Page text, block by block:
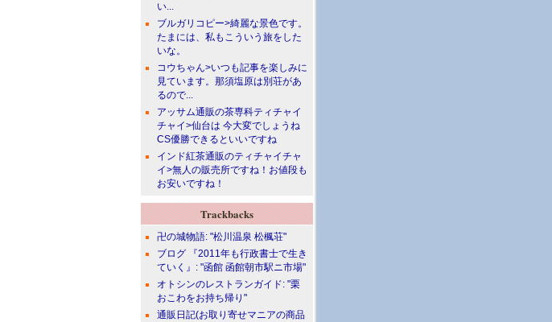
い...
ブルガリコピー>綺麗な景色です。
たまには、私もこういう旅をした
いな。
コウちゃん>いつも記事を楽しみに
見ています。那須塩原は別荘があ
るので...
アッサム通販の茶専科ティチャイ
チャイ>仙台は 今大変でしょうね
CS優勝できるといいですね
インド紅茶通販のティチャイチャ
イ>無人の販売所ですね！お値段も
お安いですね！
Trackbacks
卍の城物語: "松川温泉 松楓荘"
ブログ 『2011年も行政書士で生き
ていく』: "函館 函館朝市駅ニ市場"
オトシンのレストランガイド: "栗
おこわをお持ち帰り"
通販日記(お取り寄せマニアの商品